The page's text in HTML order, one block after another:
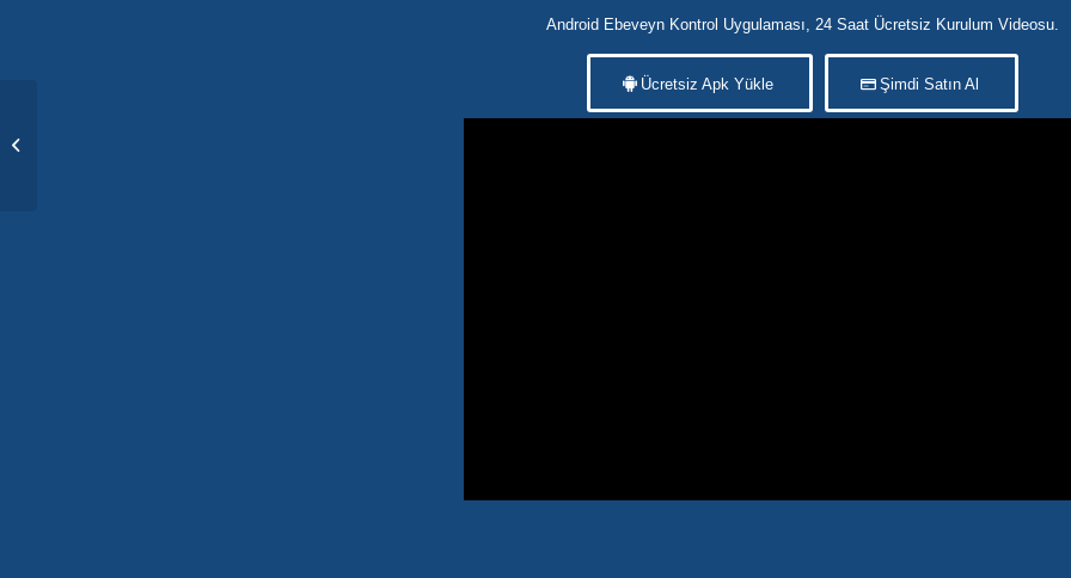
Android Ebeveyn Kontrol Uygulaması, 24 Saat Ücretsiz Kurulum Videosu.
Ücretsiz Apk Yükle Şimdi Satın Al